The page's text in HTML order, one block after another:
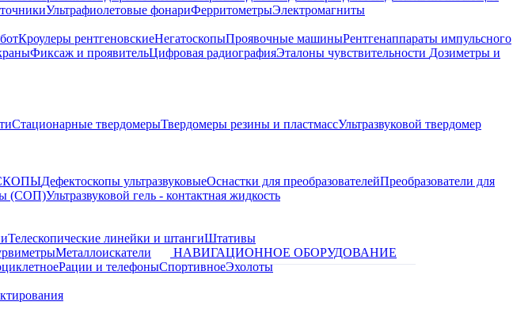
Ультрафиолетовые фонариФерритометрыЭлектромагниты
Кроулеры рентгеновскиеНегатоскопыПроявочные машиныРентгенаппараты импульсного
Фиксаж и проявительЦифровая радиографияЭталоны чувствительности Дозиметры и
Стационарные твердомерыТвердомеры резины и пластмассУльтразвуковой твердомер
Дефектоскопы ультразвуковыеОснастки для преобразователейПреобразователи для
(СОП)Ультразвуковой гель - контактная жидкость
Телескопические линейки и штангиШтативы
Металлоискатели
НАВИГАЦИОННОЕ ОБОРУДОВАНИЕ
Рации и телефоныСпортивноеЭхолоты